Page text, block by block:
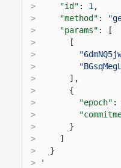
>
"id" : 1 ,
>
"method" :
>
"params" : [
>
[
>
>
>
],
>
{
>
"epoch" :
>
>
}
>
]
>
}
>
'